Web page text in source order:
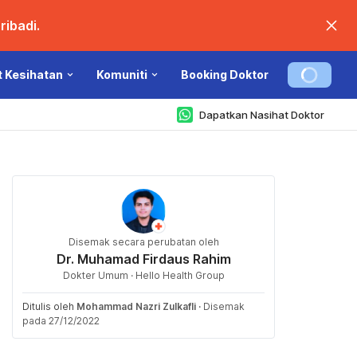
Kesihatan Komuniti Booking Doktor
Dapatkan Nasihat Doktor
Disemak secara perubatan oleh
Dr. Muhamad Firdaus Rahim
Dokter Umum · Hello Health Group
Ditulis oleh Mohammad Nazri Zulkafli · Disemak
pada 27/12/2022